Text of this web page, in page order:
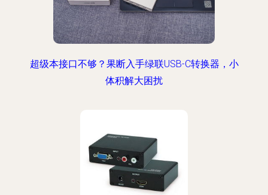
超级本接口不够？果断入手绿联USB-C转换器，小
体积解大困扰